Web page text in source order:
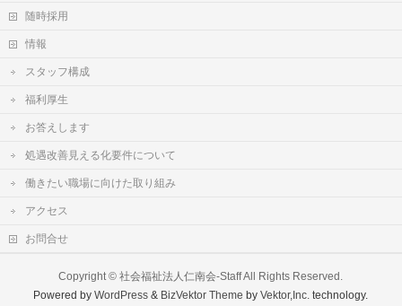
随時採用
情報
スタッフ構成
福利厚生
お答えします
処遇改善見える化要件について
働きたい職場に向けた取り組み
アクセス
お問合せ
Copyright ©社会福祉法人仁南会-StaffAll Rights Reserved.
Powered byWordPress & BizVektor Theme byVektor,Inc. technology.